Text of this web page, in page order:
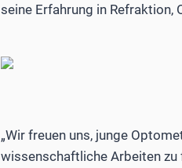
seine Erfahrung in Refraktion,
„Wir freuen uns, junge
wissenschaftliche Arbeiten zu